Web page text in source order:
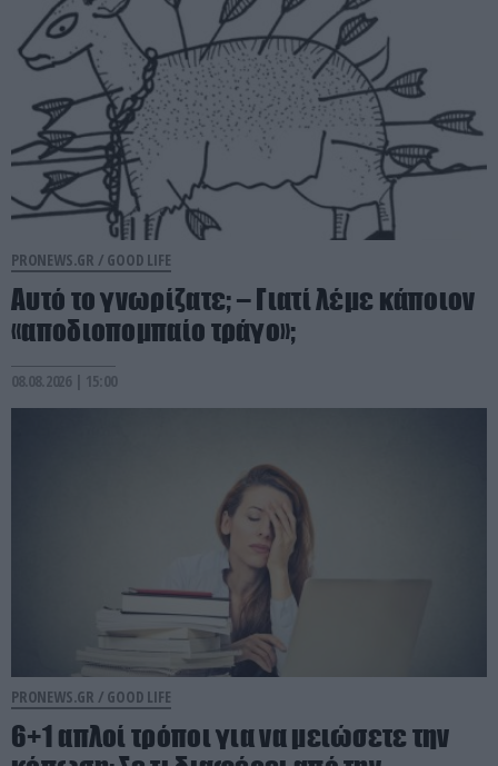
PRONEWS.GR / GOOD LIFE
Αυτό το γνωρίζατε; – Γιατί λέμε κάποιον
«αποδιοπομπαίο τράγο»;
08.08.2026 | 15:00
PRONEWS.GR / GOOD LIFE
6+1 απλοί τρόποι για να μειώσετε την